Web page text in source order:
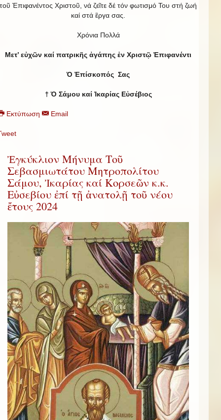
τοῦ Ἐπιφανέντος Χριστοῦ, νά ζεῖτε δέ τόν φωτισμό Του στή ζωή
καί στά ἒργα σας.
Χρόνια Πολλά
Μετ’ εὐχῶν καί πατρικῆς ἀγάπης ἐν Χριστῷ Ἐπιφανέντι
Ὁ Ἐπίσκοπός Σας
† Ὁ Σάμου καί Ἰκαρίας Εὐσέβιος
Εκτύπωση Email
Ἐγκύκλιον Μήνυμα Τοῦ
Σεβασμιωτάτου Μητροπολίτου
Σάμου, Ἰκαρίας καί Κορσεῶν κ.κ.
Εὐσεβίου ἐπί τῇ ἀνατολῇ τοῦ νέου
ἔτους 2024